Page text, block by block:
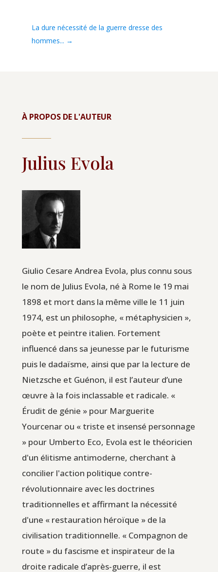
La dure nécessité de la guerre dresse des
hommes... →
À PROPOS DE L'AUTEUR
Julius Evola
Giulio Cesare Andrea Evola, plus connu sous
le nom de Julius Evola, né à Rome le 19 mai
1898 et mort dans la même ville le 11 juin
1974, est un philosophe, « métaphysicien »,
poète et peintre italien. Fortement
influencé dans sa jeunesse par le futurisme
puis le dadaïsme, ainsi que par la lecture de
Nietzsche et Guénon, il est l’auteur d’une
œuvre à la fois inclassable et radicale. «
Érudit de génie » pour Marguerite
Yourcenar ou « triste et insensé personnage
» pour Umberto Eco, Evola est le théoricien
d'un élitisme antimoderne, cherchant à
concilier l'action politique contre-
révolutionnaire avec les doctrines
traditionnelles et affirmant la nécessité
d'une « restauration héroïque » de la
civilisation traditionnelle. « Compagnon de
route » du fascisme et inspirateur de la
droite radicale d’après-guerre, il est